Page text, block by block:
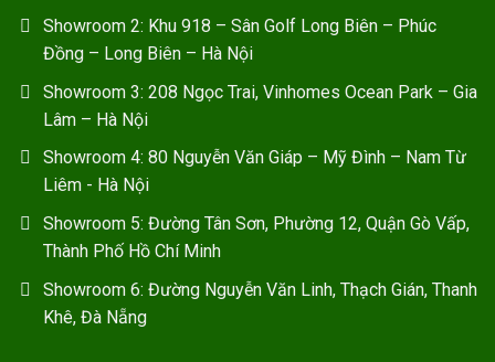
Showroom 2: Khu 918 – Sân Golf Long Biên – Phúc
Đồng – Long Biên – Hà Nội
Showroom 3: 208 Ngọc Trai, Vinhomes Ocean Park – Gia
Lâm – Hà Nội
Showroom 4: 80 Nguyễn Văn Giáp – Mỹ Đình – Nam Từ
Liêm - Hà Nội
Showroom 5: Đường Tân Sơn, Phường 12, Quận Gò Vấp,
Thành Phố Hồ Chí Minh
Showroom 6: Đường Nguyễn Văn Linh, Thạch Gián, Thanh
Khê, Đà Nẵng